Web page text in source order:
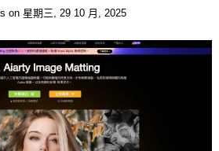
on 星期三, 29 10 月, 2025